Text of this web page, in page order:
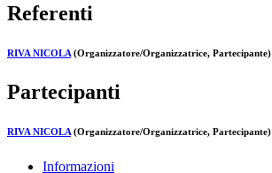
Referenti
RIVA NICOLA (Organizzatore/Organizzatrice, Partecipante)
Partecipanti
RIVA NICOLA (Organizzatore/Organizzatrice, Partecipante)
Informazioni